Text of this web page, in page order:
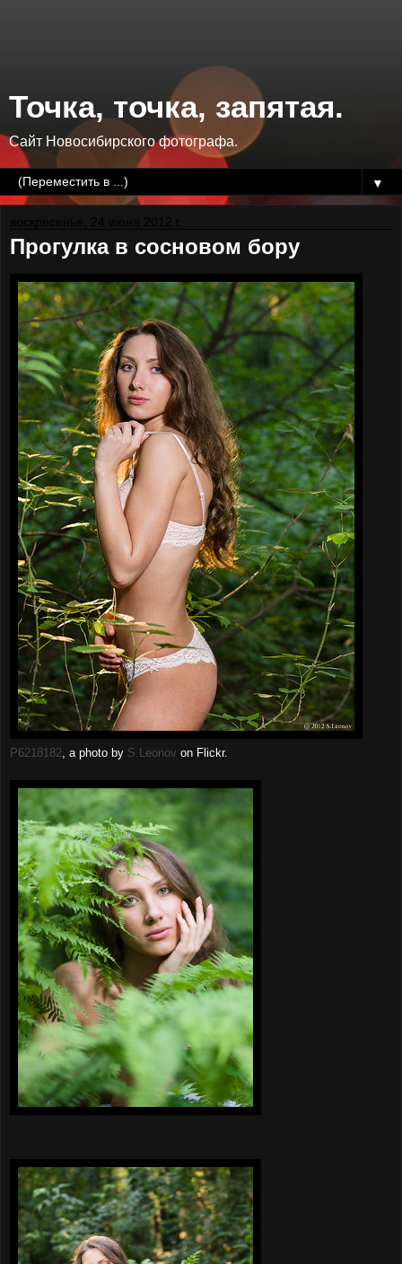
Точка, точка, запятая.
Сайт Новосибирского фотографа.
▼
Прогулка в сосновом бору
P6218182, a photo by S.Leonov on Flickr.